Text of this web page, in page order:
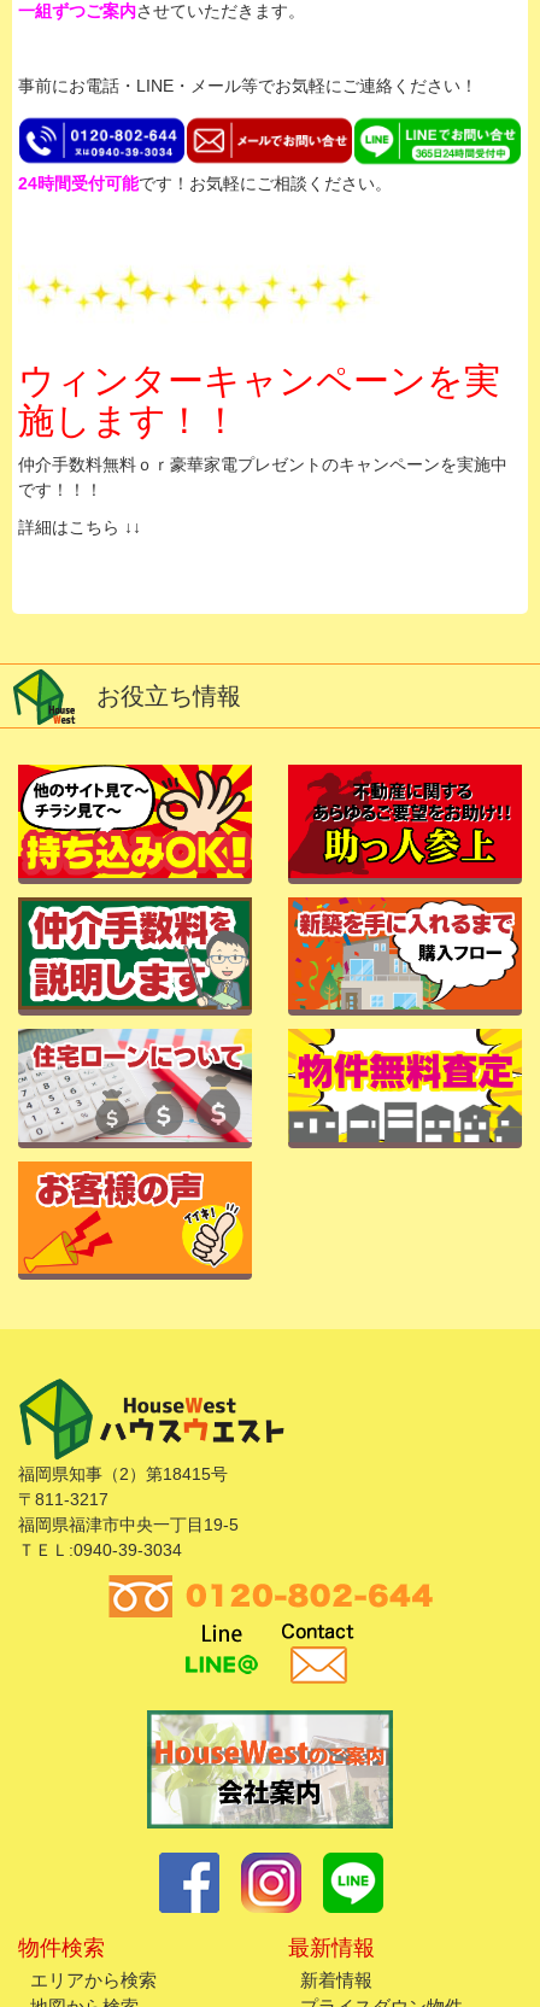
一組ずつご案内させていただきます。
事前にお電話・LINE・メール等でお気軽にご連絡ください！
24時間受付可能です！お気軽にご相談ください。
ウィンターキャンペーンを実
施します！！
仲介手数料無料ｏｒ豪華家電プレゼントのキャンペーンを実施中
です！！！
詳細はこちら ↓↓
お役立ち情報
福岡県知事（2）第18415号
〒811-3217
福岡県福津市中央一丁目19-5
ＴＥＬ:0940-39-3034
物件検索
エリアから検索
最新情報
新着情報